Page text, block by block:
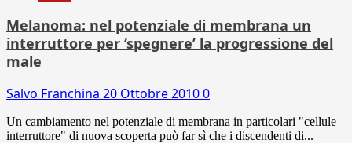
Melanoma: nel potenziale di membrana un
interruttore per ‘spegnere’ la progressione del
male
Salvo Franchina 20 Ottobre 20100
Un cambiamento nel potenziale di membrana in particolari "cellule
interruttore" di nuova scoperta può far sì che i discendenti di...